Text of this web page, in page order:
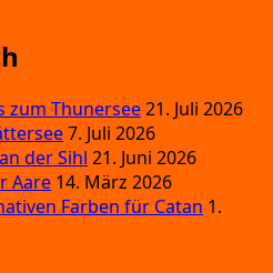
zum Thunersee21. Juli 2026
7. Juli 2026
der Sihl 21. Juni 2026
Aare 14. März 2026
Farben für Catan 1.